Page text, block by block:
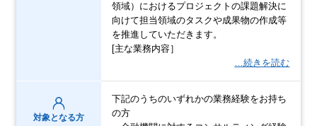
領域）におけるプロジェクトの課題解決に
向けて担当領域のタスクや成果物の作成等
を推進していただきます。
[主な業務内容］
…続きを読む
対象となる方
下記のうちのいずれかの業務経験をお持ち
の方